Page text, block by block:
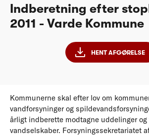
Indberetning efter
2011 - Varde Kommune
HENT AFGØRELSE
Kommunerne skal efter lov om
vandforsyninger og
årligt indberette modtagne uddelinger og
vandselskaber. Forsyningssekretariatet